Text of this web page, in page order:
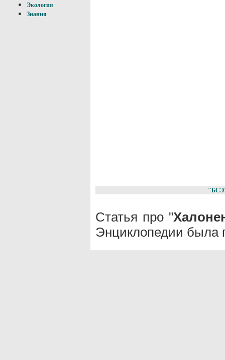
Экология
Знания
Статья про "
Энциклопедии была